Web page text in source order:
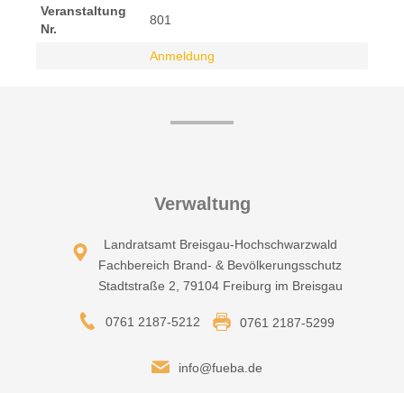
Veranstaltung
Nr.
801
Anmeldung
Verwaltung
Landratsamt Breisgau-Hochschwarzwald
Fachbereich Brand- & Bevölkerungsschutz
Stadtstraße 2, 79104 Freiburg im Breisgau
0761 2187-5212 0761 2187-5299
info@fueba.de